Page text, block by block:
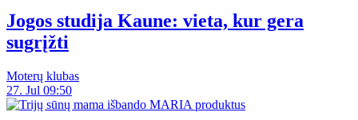
Jogos studija Kaune: vieta, kur gera
sugrįžti
Moterų klubas
27. Jul 09:50